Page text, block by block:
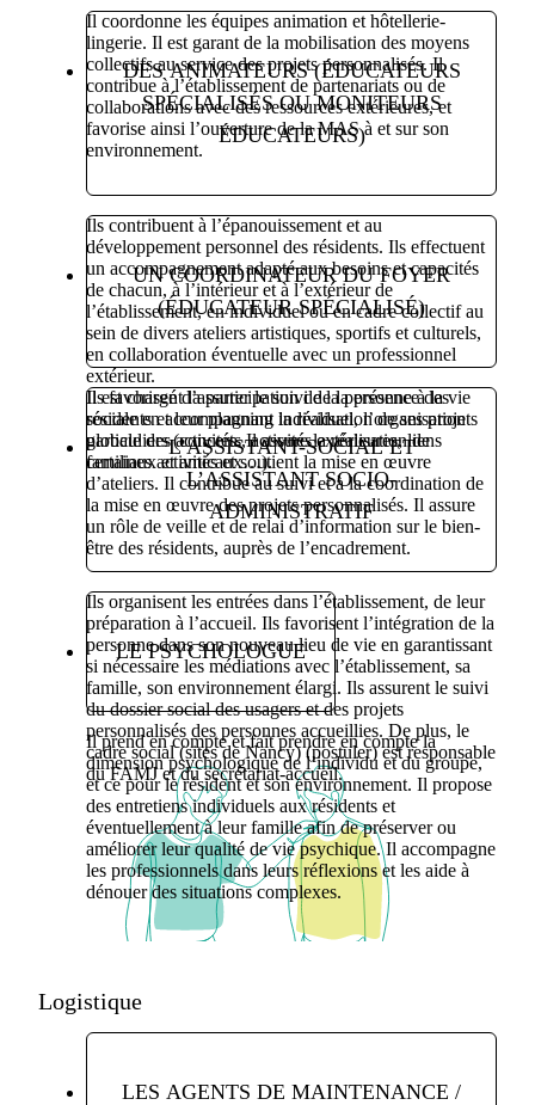
Il coordonne les équipes animation et hôtellerie-
lingerie. Il est garant de la mobilisation des moyens
collectifs au service des projets personnalisés. Il
contribue à l’établissement de partenariats ou de
collaborations avec des ressources extérieures, et
favorise ainsi l’ouverture de la MAS à et sur son
environnement.
DES ANIMATEURS (ÉDUCATEURS
SPÉCIALISÉS OU MONITEURS
ÉDUCATEURS)
Ils contribuent à l’épanouissement et au
développement personnel des résidents. Ils effectuent
un accompagnement adapté aux besoins et capacités
de chacun, à l’intérieur et à l’extérieur de
l’établissement, en individuel ou en cadre collectif au
sein de divers ateliers artistiques, sportifs et culturels,
en collaboration éventuelle avec un professionnel
extérieur.
Ils favorisent la participation de la personne à la vie
sociale en accompagnant la réalisation de ses projets
particuliers (concerts, activités extérieures, liens
familiaux et amicaux…).
UN COORDINATEUR DU FOYER
(ÉDUCATEUR SPÉCIALISÉ)
Il est chargé d’assurer le suivi de la présence des
résidents et leur planning individuel, l’organisation
globale des activités. Il assure la réalisation de
certaines activités et soutient la mise en œuvre
d’ateliers. Il contribue au suivi et à la coordination de
la mise en œuvre des projets personnalisés. Il assure
un rôle de veille et de relai d’information sur le bien-
être des résidents, auprès de l’encadrement.
L’ASSISTANT-SOCIAL ET
L’ASSISTANT SOCIO-
ADMINISTRATIF
Ils organisent les entrées dans l’établissement, de leur
préparation à l’accueil. Ils favorisent l’intégration de la
personne dans son nouveau lieu de vie en garantissant
si nécessaire les médiations avec l’établissement, sa
famille, son environnement élargi. Ils assurent le suivi
du dossier social des usagers et des projets
personnalisés des personnes accueillies. De plus, le
cadre social (sites de Nancy) (postuler) est responsable
du FAMJ et du secrétariat-accueil.
LE PSYCHOLOGUE
Il prend en compte et fait prendre en compte la
dimension psychologique de l’individu et du groupe,
et ce pour le résident et son environnement. Il propose
des entretiens individuels aux résidents et
éventuellement à leur famille afin de préserver ou
améliorer leur qualité de vie psychique. Il accompagne
les professionnels dans leurs réflexions et les aide à
dénouer des situations complexes.
Logistique
LES AGENTS DE MAINTENANCE /